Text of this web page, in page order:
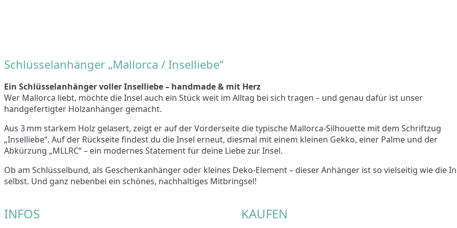
Schlüsselanhänger „Mallorca / Inselliebe“
Ein Schlüsselanhänger voller Inselliebe – handmade & mit Herz
Wer Mallorca liebt, möchte die Insel auch ein Stück weit im Alltag bei sich tragen – und genau dafür ist unser
handgefertigter Holzanhänger gemacht.
Aus 3 mm starkem Holz gelasert, zeigt er auf der Vorderseite die typische Mallorca-Silhouette mit dem Schriftzug
„Inselliebe“. Auf der Rückseite findest du die Insel erneut, diesmal mit einem kleinen Gekko, einer Palme und der
Abkürzung „MLLRC“ – ein modernes Statement für deine Liebe zur Insel.
Ob am Schlüsselbund, als Geschenkanhänger oder kleines Deko-Element – dieser Anhänger ist so vielseitig wie die
selbst. Und ganz nebenbei ein schönes, nachhaltiges Mitbringsel!
INFOS KAUFEN